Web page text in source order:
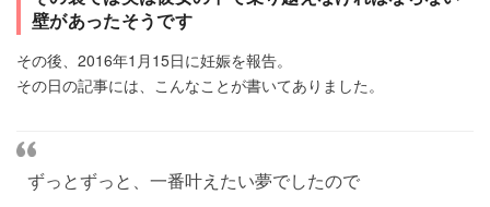
壁があったそうです
その後、2016年1月15日に妊娠を報告。
その日の記事には、こんなことが書いてありました。
ずっとずっと、一番叶えたい夢でしたので